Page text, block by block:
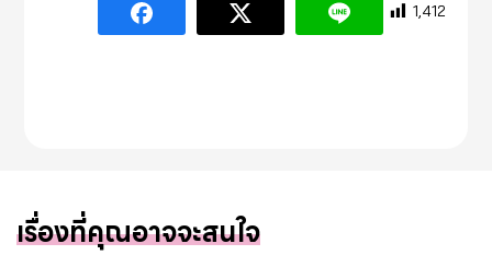
1,412
เรื่องที่คุณอาจจะสนใจ